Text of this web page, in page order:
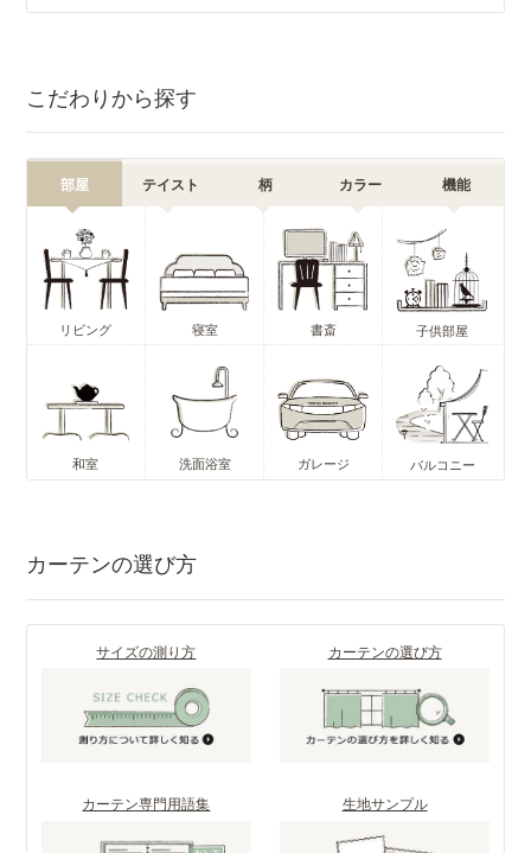
こだわりから探す
部屋 テイスト 柄 カラー 機能
リビング 寝室 書斎 子供部屋
和室 洗面浴室 ガレージ バルコニー
カーテンの選び方
サイズの測り方 カーテンの選び方
カーテン専門用語集 生地サンプル